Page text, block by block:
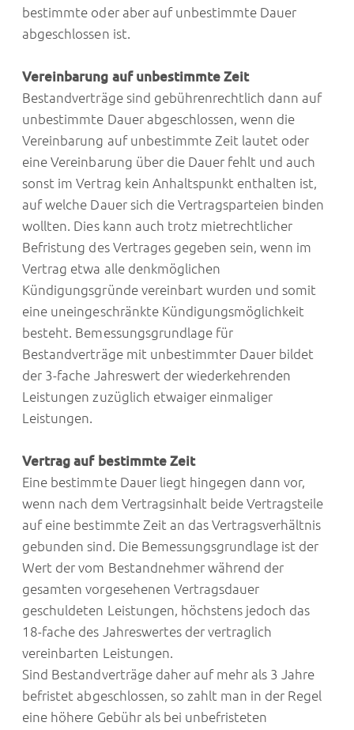
bestimmte oder aber auf unbestimmte Dauer
abgeschlossen ist.
Vereinbarung auf unbestimmte Zeit
Bestandverträge sind gebührenrechtlich dann auf
unbestimmte Dauer abgeschlossen, wenn die
Vereinbarung auf unbestimmte Zeit lautet oder
eine Vereinbarung über die Dauer fehlt und auch
sonst im Vertrag kein Anhaltspunkt enthalten ist,
auf welche Dauer sich die Vertragsparteien binden
wollten. Dies kann auch trotz mietrechtlicher
Befristung des Vertrages gegeben sein, wenn im
Vertrag etwa alle denkmöglichen
Kündigungsgründe vereinbart wurden und somit
eine uneingeschränkte Kündigungsmöglichkeit
besteht. Bemessungsgrundlage für
Bestandverträge mit unbestimmter Dauer bildet
der 3-fache Jahreswert der wiederkehrenden
Leistungen zuzüglich etwaiger einmaliger
Leistungen.
Vertrag auf bestimmte Zeit
Eine bestimmte Dauer liegt hingegen dann vor,
wenn nach dem Vertragsinhalt beide Vertragsteile
auf eine bestimmte Zeit an das Vertragsverhältnis
gebunden sind. Die Bemessungsgrundlage ist der
Wert der vom Bestandnehmer während der
gesamten vorgesehenen Vertragsdauer
geschuldeten Leistungen, höchstens jedoch das
18-fache des Jahreswertes der vertraglich
vereinbarten Leistungen.
Sind Bestandverträge daher auf mehr als 3 Jahre
befristet abgeschlossen, so zahlt man in der Regel
eine höhere Gebühr als bei unbefristeten